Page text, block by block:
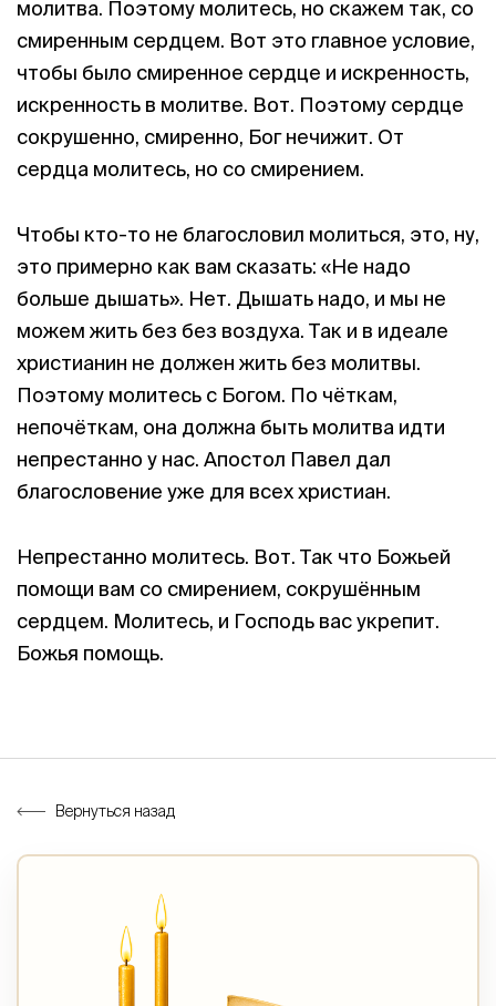
молитва. Поэтому молитесь, но скажем так, со
смиренным сердцем. Вот это главное условие,
чтобы было смиренное сердце и искренность,
искренность в молитве. Вот. Поэтому сердце
сокрушенно, смиренно, Бог нечижит. От
сердца молитесь, но со смирением.
Чтобы кто-то не благословил молиться, это, ну,
это примерно как вам сказать: «Не надо
больше дышать». Нет. Дышать надо, и мы не
можем жить без без воздуха. Так и в идеале
христианин не должен жить без молитвы.
Поэтому молитесь с Богом. По чёткам,
непочёткам, она должна быть молитва идти
непрестанно у нас. Апостол Павел дал
благословение уже для всех христиан.
Непрестанно молитесь. Вот. Так что Божьей
помощи вам со смирением, сокрушённым
сердцем. Молитесь, и Господь вас укрепит.
Божья помощь.
Вернуться назад